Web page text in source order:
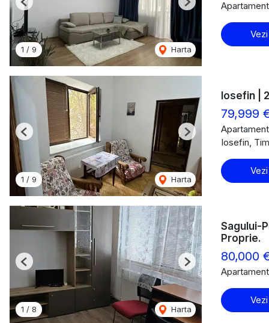
1 / 9 Harta
Previous Next
1 / 9 Harta
Previous Next
Iosefin |
79,999
Iosefin,
1 / 8 Harta
Previous Next
Sagului-
Proprie.
80,000